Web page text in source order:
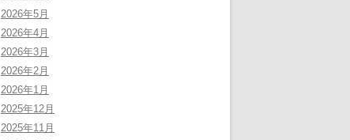
2026年5月
2026年4月
2026年3月
2026年2月
2026年1月
2025年12月
2025年11月